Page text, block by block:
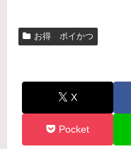
お得 ポイかつ
X
Pocket